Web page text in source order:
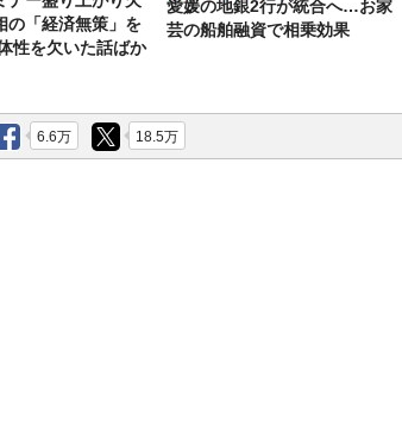
の「経済無策」を
性を欠いた話ばか
愛媛の地銀2行が統合へ…お家
芸の船舶融資で相乗効果
6.6万 18.5万